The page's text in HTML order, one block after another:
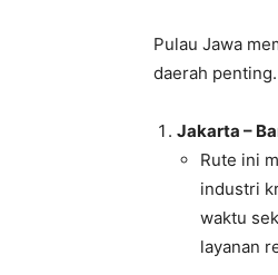
Pulau Jawa
daerah
Jakarta –
Rute ini
industri
waktu
layanan